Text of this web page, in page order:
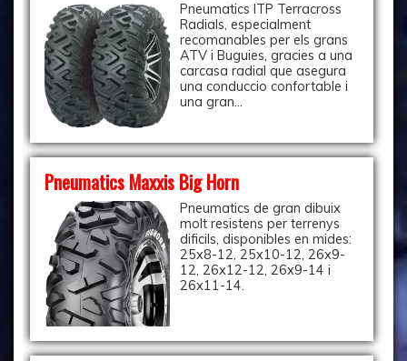
Pneumatics ITP Terracross
Radials, especialment
recomanables per els grans
ATV i Buguies, gracies a una
carcasa radial que asegura
una conduccio confortable i
una gran...
Pneumatics Maxxis Big Horn
Pneumatics de gran dibuix
molt resistens per terrenys
dificils, disponibles en mides:
25x8-12, 25x10-12, 26x9-
12, 26x12-12, 26x9-14 i
26x11-14.